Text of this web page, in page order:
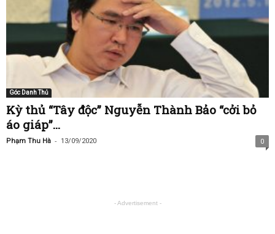
Góc Danh Thủ
Kỳ thủ “Tây độc” Nguyễn Thành Bảo “cởi bỏ
áo giáp”...
Phạm Thu Hà - 13/09/2020 0
- Advertisement -